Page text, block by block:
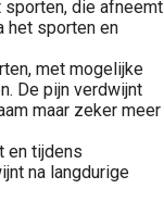
sporten, die afneemt
het sporten en
met mogelijke
De pijn verdwijnt
maar zeker meer
en tijdens
na langdurige